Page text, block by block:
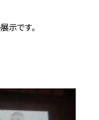
示です。